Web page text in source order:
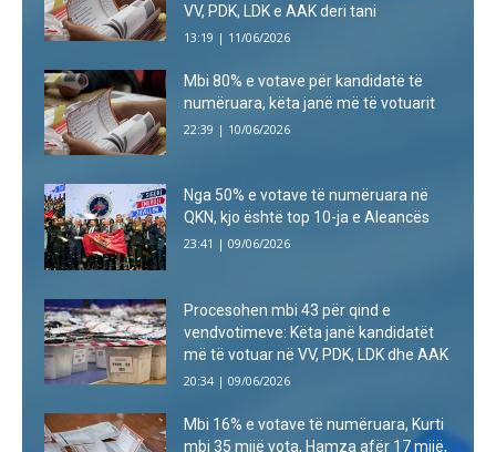
VV, PDK, LDK e AAK deri tani
13:19 | 11/06/2026
Mbi 80% e votave për kandidatë të
numëruara, këta janë më të votuarit
22:39 | 10/06/2026
Nga 50% e votave të numëruara në
QKN, kjo është top 10-ja e Aleancës
23:41 | 09/06/2026
Procesohen mbi 43 për qind e
vendvotimeve: Këta janë kandidatët
më të votuar në VV, PDK, LDK dhe AAK
20:34 | 09/06/2026
Mbi 16% e votave të numëruara, Kurti
mbi 35 mijë vota, Hamza afër 17 mijë,